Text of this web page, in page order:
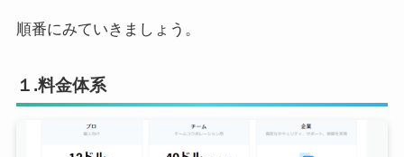
順番にみていきましょう。
１.料金体系